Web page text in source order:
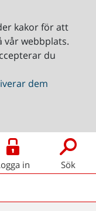
kakor för att
vår webbplats.
du
dem
in Sök